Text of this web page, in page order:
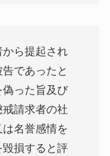
ら提起され
であったと
った旨及び
請求者の社
名誉感情を
損すると評